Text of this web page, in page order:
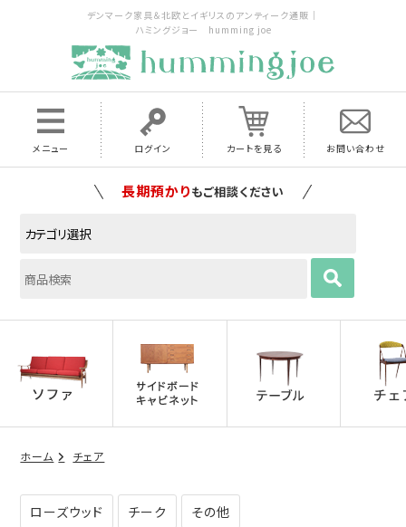
デンマーク家具＆北欧とイギリスのアンティーク通販｜
ハミングジョー humming joe
メニュー ログイン カートを見る お問い合わせ
家具の配送料は全国当店で負担いたします
ホーム チェア
ローズウッド チーク その他